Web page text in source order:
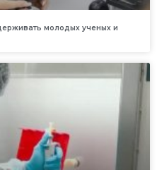
молодых ученых и